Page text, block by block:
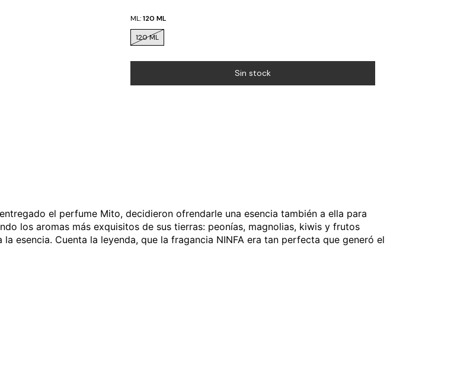
ML:120 ML
120 ML
el perfume Mito, decidieron ofrendarle una esencia también a ella para
los aromas más exquisitos de sus tierras: peonías, magnolias, kiwis y frutos
esencia. Cuenta la leyenda, que la fragancia NINFA era tan perfecta que generó el